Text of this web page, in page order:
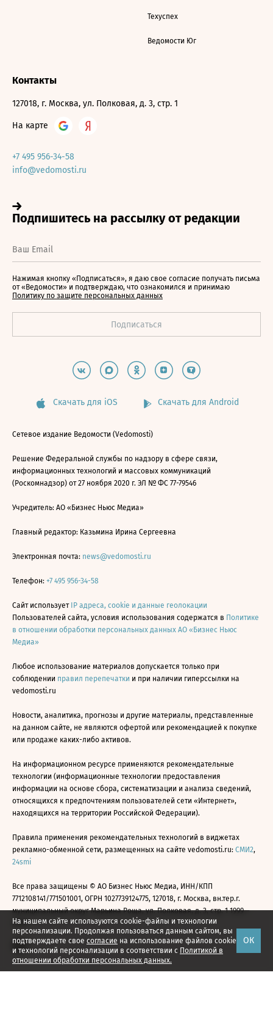
На нашем сайте используются cookie-файлы и технологии
персонализации. Продолжая пользоваться данным сайтом, вы
подтверждаете свое согласие на использование файлов cookie
и технологий персонализации в соответствии с Политикой в
отношении обработки персональных данных.
ОК
Техуспех
Ведомости Юг
Контакты
127018, г. Москва, ул. Полковая, д. 3, стр. 1
На карте
+7 495 956-34-58
info@vedomosti.ru
Нажимая кнопку «Подписаться», я даю свое согласие получать письма
от «Ведомости» и подтверждаю, что ознакомился и принимаю
Политику по защите персональных данных
Скачать для iOS Скачать для Android
Сетевое издание Ведомости (Vedomosti)
Решение Федеральной службы по надзору в сфере связи,
информационных технологий и массовых коммуникаций
(Роскомнадзор) от 27 ноября 2020 г. ЭЛ № ФС 77-79546
Учредитель: АО «Бизнес Ньюс Медиа»
Главный редактор: Казьмина Ирина Сергеевна
Электронная почта: news@vedomosti.ru
Телефон: +7 495 956-34-58
Сайт использует IP адреса, cookie и данные геолокации
Пользователей сайта, условия использования содержатся в Политике
в отношении обработки персональных данных АО «Бизнес Ньюс
Медиа»
Любое использование материалов допускается только при
соблюдении правил перепечатки и при наличии гиперссылки на
vedomosti.ru
Новости, аналитика, прогнозы и другие материалы, представленные
на данном сайте, не являются офертой или рекомендацией к покупке
или продаже каких-либо активов.
На информационном ресурсе применяются рекомендательные
технологии (информационные технологии предоставления
информации на основе сбора, систематизации и анализа сведений,
относящихся к предпочтениям пользователей сети «Интернет»,
находящихся на территории Российской Федерации).
Правила применения рекомендательных технологий в виджетах
рекламно-обменной сети, размещенных на сайте vedomosti.ru: СМИ2,
24smi
Все права защищены © АО Бизнес Ньюс Медиа, ИНН/КПП
7712108141/771501001, ОГРН 1027739124775, 127018, г. Москва, вн.тер.г.
муниципальный округ Марьина Роща, ул. Полковая, д. 3, стр. 1 1999—
2026